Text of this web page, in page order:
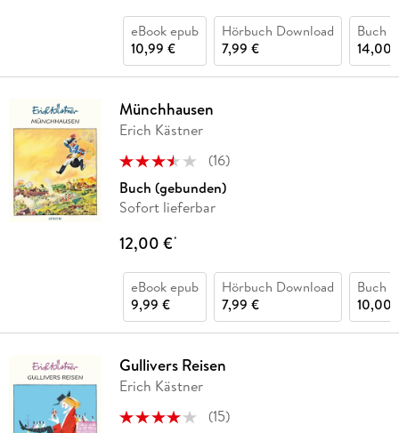
eBook epub
10,99 €
Hörbuch Download
7,99 €
Buch
14,00
Münchhausen
Erich Kästner
(16)
Buch (gebunden)
Sofort lieferbar
12,00 €*
eBook epub
9,99 €
Hörbuch Download
7,99 €
Buch
10,00
Gullivers Reisen
Erich Kästner
(15)